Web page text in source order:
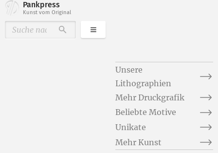
Pankpress
Kunst vom Original
DurchsuchenKategorien
Unsere
Lithographien
Mehr Druckgrafik
Beliebte Motive
Unikate
Mehr Kunst